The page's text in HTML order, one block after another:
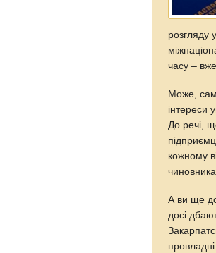
розгляду
часу –
Може,
інтереси
До речі,
кожному
А ви ще
досі